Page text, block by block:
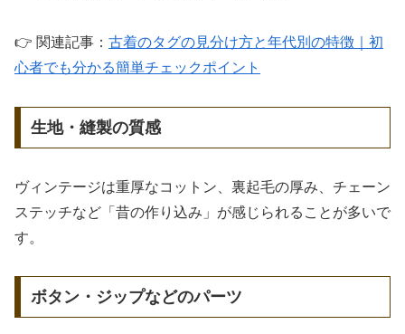
👉 関連記事： 古着のタグの見分け方と年代別の特徴｜初
心者でも分かる簡単チェックポイント
生地・縫製の質感
ヴィンテージは重厚なコットン、裏起毛の厚み、チェーン
ステッチなど「昔の作り込み」が感じられることが多いで
す。
ボタン・ジップなどのパーツ